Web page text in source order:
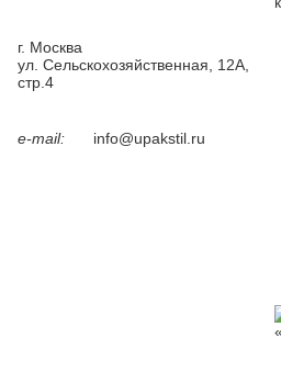
г. Москва
ул. Сельскохозяйственная, 12А,
стр.4
e-mail: info@upakstil.ru